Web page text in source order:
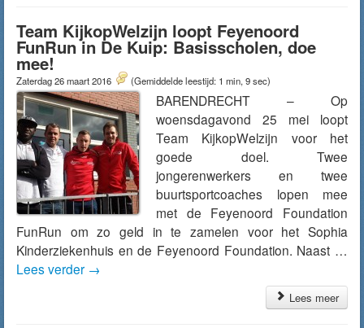
Team KijkopWelzijn loopt Feyenoord
FunRun in De Kuip: Basisscholen, doe
mee!
Zaterdag 26 maart 2016 (Gemiddelde leestijd: 1 min, 9 sec)
BARENDRECHT – Op
woensdagavond 25 mei loopt
Team KijkopWelzijn voor het
goede doel. Twee
jongerenwerkers en twee
buurtsportcoaches lopen mee
met de Feyenoord Foundation
FunRun om zo geld in te zamelen voor het Sophia
Kinderziekenhuis en de Feyenoord Foundation. Naast …
Lees verder →
Lees meer